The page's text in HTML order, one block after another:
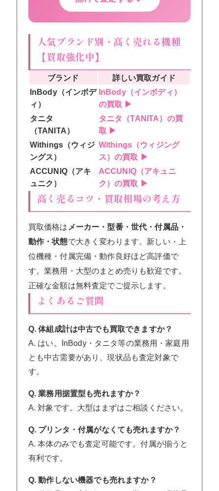
人気ブランド別・高く売れる機種
【買取強化中】
ブランド
詳しい買取ガイド
InBody（インボデ
ィ）
InBody（インボディ）
の買取 ▶
タニタ
（TANITA）
タニタ（TANITA）の買
取 ▶
Withings（ウィジ
ングス）
Withings（ウィジング
ス）の買取 ▶
ACCUNIQ（アキ
ュニク）
ACCUNIQ（アキュニ
ク）の買取 ▶
高く売るコツ・買取相場の考え方
買取価格はメーカー・型番・世代・付属品・
動作・状態で大きく変わります。新しい・上
位機種・付属完備・動作良好ほど高評価で
す。業務用・大型のまとめ売りも歓迎です。
正確な金額は無料査定でご提示します。
よくあるご質問
Q. 体組成計は中古でも買取できますか？
A. はい。InBody・タニタ等の業務用・家庭用
とも中古需要があり、現状品も査定対象で
す。
Q. 業務用据置型も売れますか？
A. 対象です。大型はまずはご相談ください。
Q. プリンタ・付属がなくても売れますか？
A. 本体のみでも査定可能です。付属が揃うと
有利です。
Q. 動作しない機器でも売れますか？